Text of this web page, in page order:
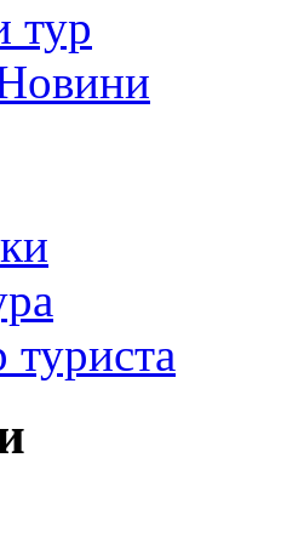
тур
туриста